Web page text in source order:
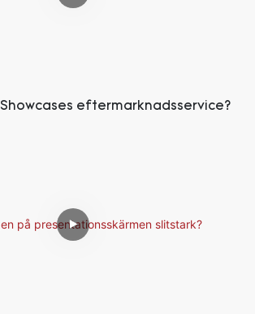
eftermarknadsservice?